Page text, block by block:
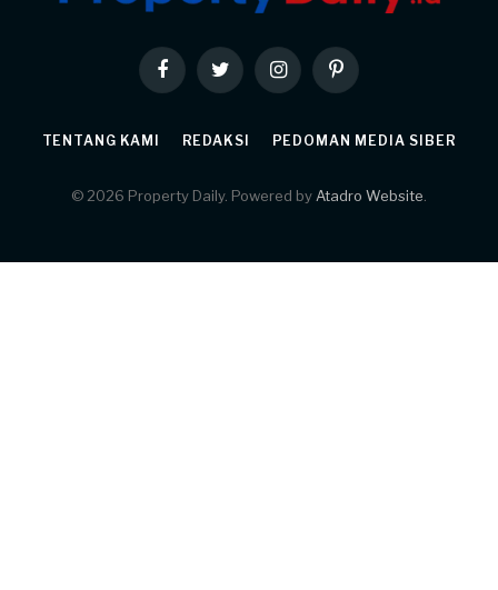
FacebookTwitter InstagramPinterest
TENTANG KAMI REDAKSI PEDOMAN MEDIA SIBER
© 2026 Property Daily. Powered by Atadro Website